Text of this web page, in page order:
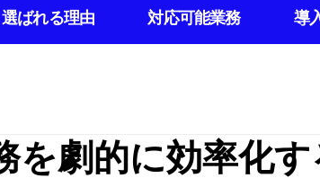
選ばれる理由 対応可能業務 導
を劇的に効率化す